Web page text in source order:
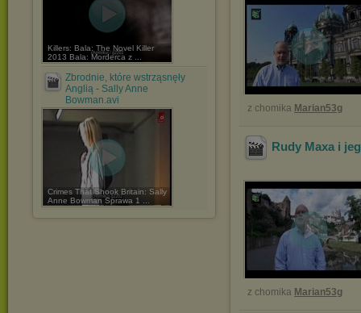
Killers: Bala: The Novel Killer
2013 Bala: Morderca z ...
Zbrodnie, które wstrząsnęły
Anglią - Sally Anne
Bowman.avi
Crimes That Shook Britain: Sally
Anne Bowman Sprawa 1 ...
z chomika Marian53g
Rudy Maxa i
z chomika Marian53g